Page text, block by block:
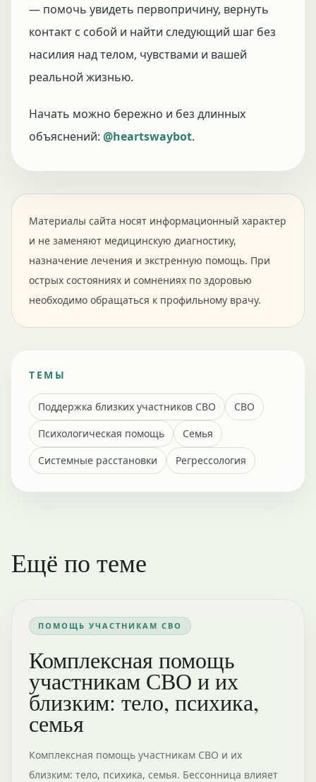
— помочь увидеть первопричину, вернуть
контакт с собой и найти следующий шаг без
насилия над телом, чувствами и вашей
реальной жизнью.
Начать можно бережно и без длинных
объяснений: @heartswaybot.
Материалы сайта носят информационный характер
и не заменяют медицинскую диагностику,
назначение лечения и экстренную помощь. При
острых состояниях и сомнениях по здоровью
необходимо обращаться к профильному врачу.
ТЕМЫ
Поддержка близких участников СВО
СВО
Психологическая помощь
Семья
Системные расстановки
Регрессология
Ещё по теме
ПОМОЩЬ УЧАСТНИКАМ СВО
Комплексная помощь
участникам СВО и их
близким: тело, психика,
семья
Комплексная помощь участникам СВО и их
близким: тело, психика, семья. Бессонница влияет